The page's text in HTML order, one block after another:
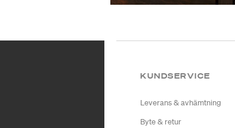
KUNDSERVICE
Leverans & avhämtning
Byte & retur